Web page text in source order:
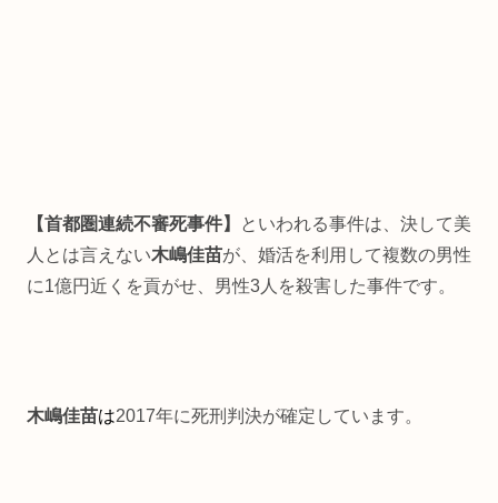
【首都圏連続不審死事件】
といわれる事件は、決して美
人とは言えない木嶋佳苗が、婚活を利用して複数の男性
に1億円近くを貢がせ、男性3人を殺害した事件です。
木嶋佳苗は2017年に死刑判決が確定しています。